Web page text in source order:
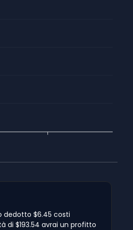
dedotto $6.45 costi
di $193.54 avrai un profitto